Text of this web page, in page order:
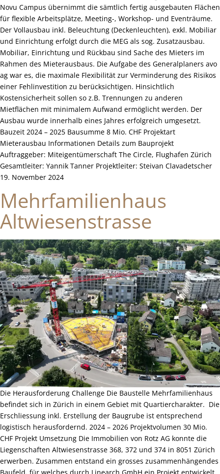
Novu Campus übernimmt die sämtlich fertig ausgebauten Flächen
für flexible Arbeitsplätze, Meeting-, Workshop- und Eventräume.
Der Vollausbau inkl. Beleuchtung (Deckenleuchten), exkl. Mobiliar
und Einrichtung erfolgt durch die MEG als sog. Zusatzausbau.
Mobiliar, Einrichtung und Rückbau sind Sache des Mieters im
Rahmen des Mieterausbaus. Die Aufgabe des Generalplaners avo
ag war es, die maximale Flexibilität zur Verminderung des Risikos
einer Fehlinvestition zu berücksichtigen. Hinsichtlich
Kostensicherheit sollen so z.B. Trennungen zu anderen
Mietflächen mit minimalem Aufwand ermöglicht werden. Der
Ausbau wurde innerhalb eines Jahres erfolgreich umgesetzt.
Bauzeit 2024 – 2025 Bausumme 8 Mio. CHF Projektart
Mieterausbau Informationen Details zum Bauprojekt
Auftraggeber: Miteigentümerschaft The Circle, Flughafen Zürich
Gesamtleiter: Yannik Tanner Projektleiter: Steivan Clavadetscher
19. November 2024
Mehrfamilienhaus
Altwiesenstrasse
Die Herausforderung Challenge Die Baustelle Mehrfamilienhaus
befindet sich in Zürich in einem Gebiet mit Quartiercharakter. Die
Erschliessung inkl. Erstellung der Baugrube ist entsprechend
logistisch herausfordernd. 2024 – 2026 Projektvolumen 30 Mio.
CHF Projekt Umsetzung Die Immobilien von Rotz AG konnte die
Liegenschaften Altwiesenstrasse 368, 372 und 374 in 8051 Zürich
erwerben. Zusammen entstand ein grosses zusammenhängendes